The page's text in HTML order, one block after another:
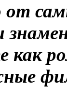
от
как